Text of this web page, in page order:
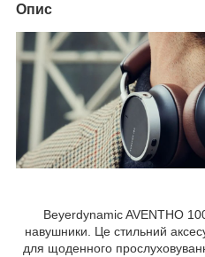
Опис
Beyerdynamic AVENTHO
навушники. Це стильний
для щоденного